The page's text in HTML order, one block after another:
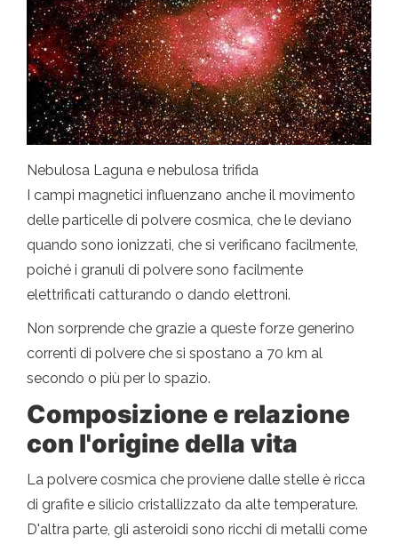
Nebulosa Laguna e nebulosa trifida
I campi magnetici influenzano anche il movimento
delle particelle di polvere cosmica, che le deviano
quando sono ionizzati, che si verificano facilmente,
poiché i granuli di polvere sono facilmente
elettrificati catturando o dando elettroni.
Non sorprende che grazie a queste forze generino
correnti di polvere che si spostano a 70 km al
secondo o più per lo spazio.
Composizione e relazione
con l'origine della vita
La polvere cosmica che proviene dalle stelle è ricca
di grafite e silicio cristallizzato da alte temperature.
D'altra parte, gli asteroidi sono ricchi di metalli come